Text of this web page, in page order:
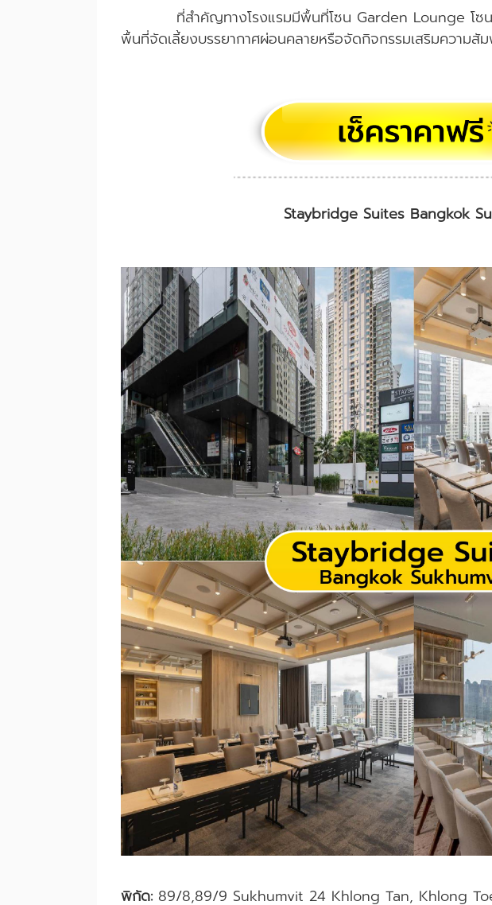
ที่สำคัญทางโรงแรมมีพื้นที่โซน Garden Lounge โซน
พื้นที่จัดเลี้ยงบรรยากาศผ่อนคลายหรือจัดกิจกรรมเสริมความสั
Staybridge Suites Bangkok
พิกัด:89/8,89/9 Sukhumvit 24 Khlong Tan, Khlong